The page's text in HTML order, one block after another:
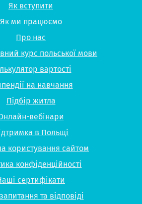
Як вступити
Як ми працюємо
Про нас
курс польської мови
вартості
на навчання
Підбір житла
вебінари
в Польщі
користування сайтом
конфіденційності
сертифікати
та відповіді